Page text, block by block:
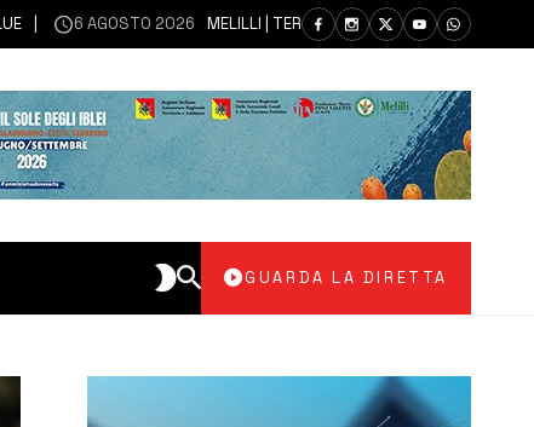
6 AGOSTO 2026 MELILLI | TERRAZZA D’ESTATE: LABORATORI
GUARDA LA DIRETTA